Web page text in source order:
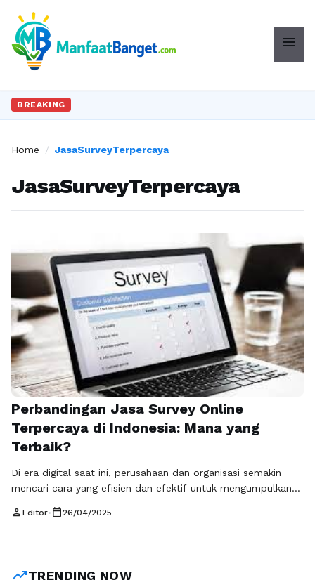
menu
BREAKING
Home / JasaSurveyTerpercaya
JasaSurveyTerpercaya
Perbandingan Jasa Survey Online
Terpercaya di Indonesia: Mana yang
Terbaik?
Di era digital saat ini, perusahaan dan organisasi semakin
mencari cara yang efisien dan efektif untuk mengumpulkan
menggunakan jasa survey online terpercaya. Jasa survey
yang tersedia, …Baca Selengkapnya
person Editor• calendar_today 26/04/2025
trending_upTRENDING NOW